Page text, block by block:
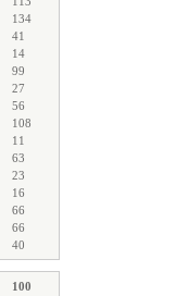
134
41
14
99
27
56
108
11
63
23
16
66
66
40
100